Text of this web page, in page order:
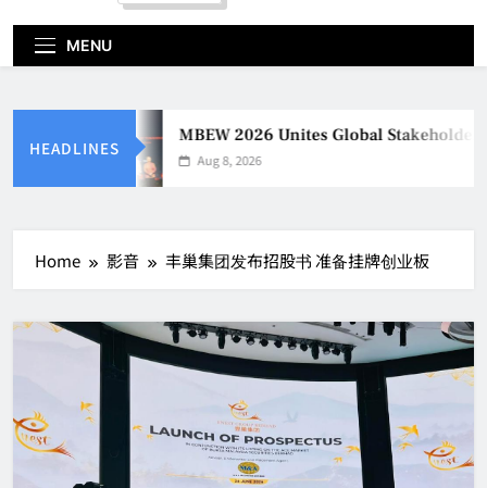
MENU
HEADLINES
MBEW 2026 Unites Global
Aug 8, 2026
Home 影音 丰巢集团发布招股书 准备挂牌创业板